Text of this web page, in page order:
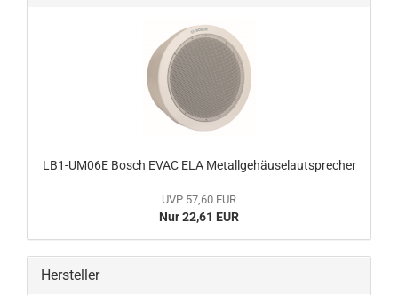
LB1-UM06E Bosch EVAC ELA Metallgehäuselautsprecher
UVP 57,60 EUR
Nur 22,61 EUR
Hersteller